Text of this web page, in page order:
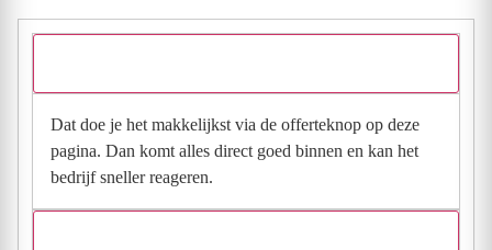
Dat doe je het makkelijkst via de offerteknop op deze
pagina. Dan komt alles direct goed binnen en kan het
bedrijf sneller reageren.